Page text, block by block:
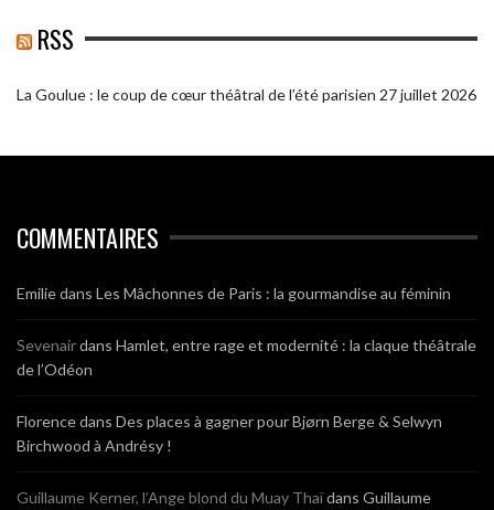
RSS
La Goulue : le coup de cœur théâtral de l’été parisien 27 juillet 2026
COMMENTAIRES
Emiliedans Les Mâchonnes de Paris : la gourmandise au féminin
Sevenairdans Hamlet, entre rage et modernité : la claque théâtrale
de l’Odéon
Florencedans Des places à gagner pour Bjørn Berge & Selwyn
Birchwood à Andrésy !
Guillaume Kerner, l’Ange blond du Muay Thaïdans Guillaume